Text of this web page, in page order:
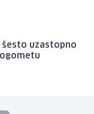
šesto uzastopno